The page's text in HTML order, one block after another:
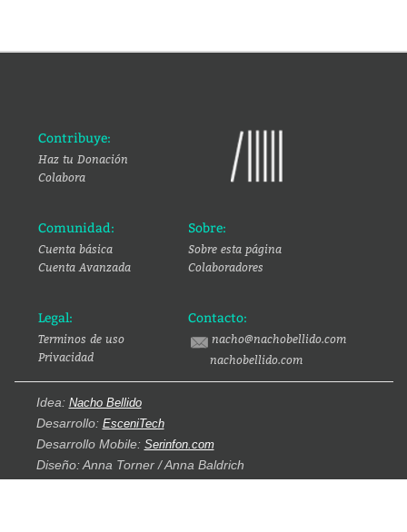
Contribuye:
Haz tu Donación
Colabora
Comunidad:
Cuenta básica
Cuenta Avanzada
Sobre:
Sobre esta página
Colaboradores
Legal:
Terminos de uso
Privacidad
Contacto:
nacho@nachobellido.com
nachobellido.com
Idea: Nacho Bellido
Desarrollo: EsceniTech
Desarrollo Mobile: Serinfon.com
Diseño: Anna Torner / Anna Baldrich